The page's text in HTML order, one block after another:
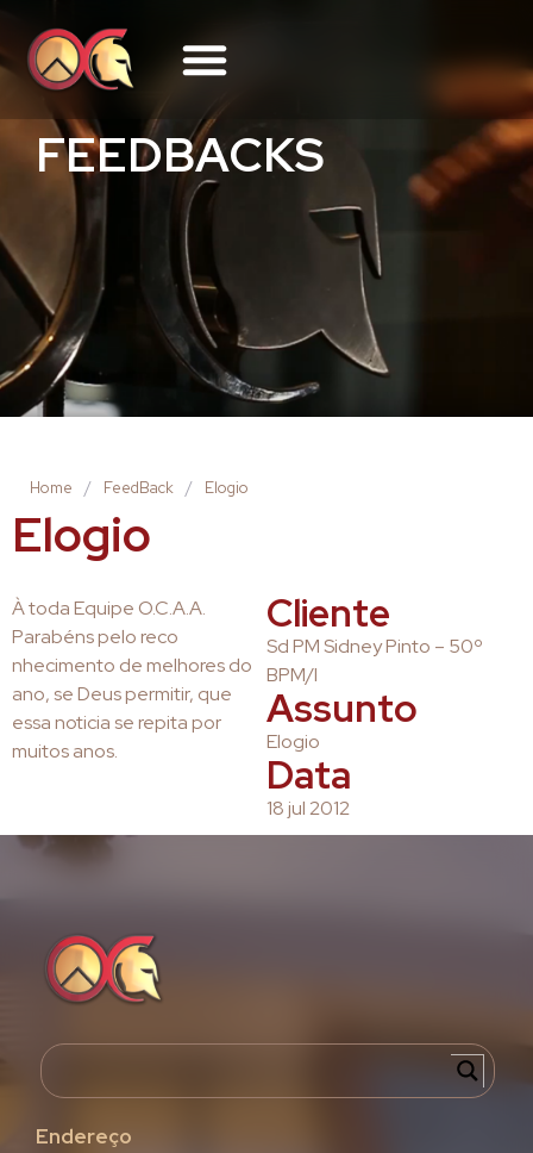
FEEDBACKS
Home / FeedBack / Elogio
Elogio
À toda Equipe O.C.A.A.
Parabéns pelo reco
nhecimento de melhores do
ano, se Deus permitir, que
essa noticia se repita por
muitos anos.
Cliente
Sd PM Sidney Pinto – 50º
BPM/I
Assunto
Elogio
Data
18 jul 2012
Endereço